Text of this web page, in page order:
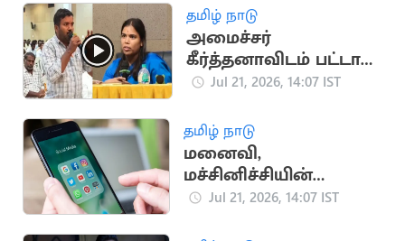
தமிழ் நாடு
அமைச்சர்
கீர்த்தனாவிடம் பட்டாசு
உற்பத்தியாளர்
Jul 21, 2026, 14:07 IST
தமிழ் நாடு
மனைவி,
மச்சினிச்சியின்
புகைப்படங்களை
Jul 21, 2026, 14:07 IST